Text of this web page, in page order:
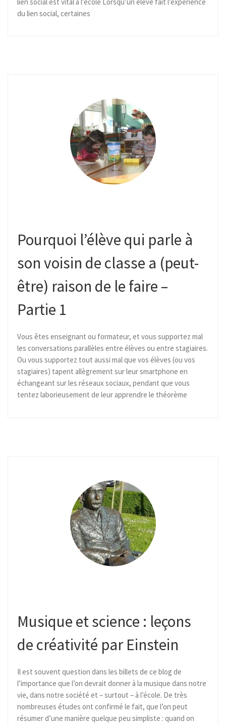
du lien social, certaines
Pourquoi l’élève qui parle à
son voisin de classe a (peut-
être) raison de le faire –
Partie 1
Vous êtes enseignant ou formateur, et vous supportez mal
les conversations parallèles entre élèves ou entre stagiaires.
Ou vous supportez tout aussi mal que vos élèves (ou vos
stagiaires) tapent allègrement sur leur smartphone en
échangeant sur les réseaux sociaux, pendant que vous
tentez laborieusement de leur apprendre le théorème
Musique et science : leçons
de créativité par Einstein
Il est souvent question dans les billets de ce blog de
l’importance que l’on devrait donner à la musique dans notre
vie, dans notre société et – surtout – à l’école. De très
nombreuses études ont confirmé le fait, que l’on peut
résumer d’une manière quelque peu simpliste : quand on